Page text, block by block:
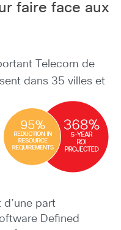
faire face aux
Telecom de
dans 35 villes et
part
Defined